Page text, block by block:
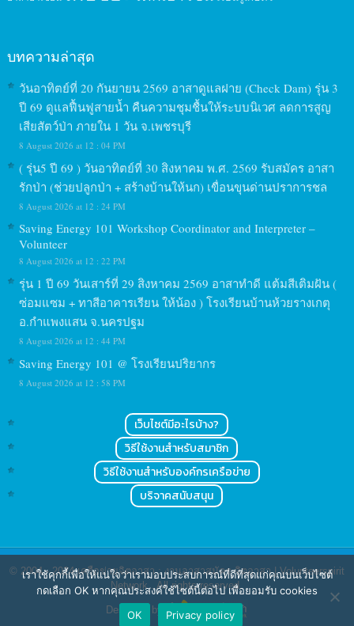
บทความล่าสุด
วันอาทิตย์ที่ 20 กันยายน 2569 อาสาดูแลฝาย (Check Dam) รุ่น 3
ปี 69 ดูแลฟื้นฟูสายน้ำ คืนความชุมชื้นให้ระบบนิเวศ ลดการสูญ
เสียสัตว์ป่า ภายใน 1 วัน จ.เพชรบุรี
8 August 2026 at 12 : 04 PM
( รุ่น5 ปี 69 ) วันอาทิตย์ที่ 30 สิงหาคม พ.ศ. 2569 รับสมัคร อาสา
รักป่า (ช่วยปลูกป่า + สร้างบ้านให้นก) เขื่อนขุนด่านปราการชล
8 August 2026 at 12 : 24 PM
Saving Energy 101 Workshop Coordinator and Interpreter –
Volunteer
8 August 2026 at 12 : 22 PM
รุ่น 1 ปี 69 วันเสาร์ที่ 29 สิงหาคม 2569 อาสาทำดี แต้มสีเติมฝัน (
ซ่อมแซม + ทาสีอาคารเรียน ให้น้อง ) โรงเรียนบ้านห้วยรางเกตุ
อ.กำแพงแสน จ.นครปฐม
8 August 2026 at 12 : 44 PM
Saving Energy 101 @ โรงเรียนปริยากร
8 August 2026 at 12 : 58 PM
เว็บไซต์มีอะไรบ้าง?
วิธีใช้งานสำหรับสมาชิก
วิธีใช้งานสำหรับองค์กรเครือข่าย
บริจาคสนับสนุน
© 2004 - 2024เครือข่ายจิตอาสา : งานอาสาสมัคร จิตอาสา | Volunteerspirit
Network. All rights reserved.
Designed by
เราใช้คุกกี้เพื่อให้แน่ใจว่าเรามอบประสบการณ์ที่ดีที่สุดแก่คุณบนเว็บไซต์
กดเลือก OK หากคุณประสงค์ใช้ไซต์นี้ต่อไป เพื่อยอมรับ cookies
OK
Privacy policy